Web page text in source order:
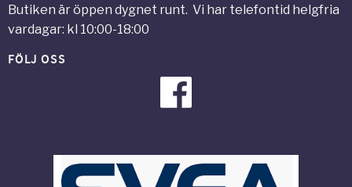
Butiken är öppen dygnet runt. Vi har telefontid helgfria
vardagar: kl 10:00-18:00
FÖLJ OSS